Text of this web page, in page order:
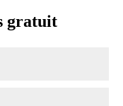
gratuit